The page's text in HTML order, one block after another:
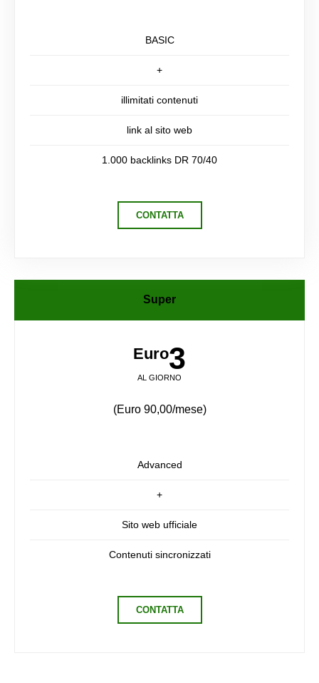
BASIC
+
illimitati contenuti
link al sito web
1.000 backlinks DR 70/40
CONTATTA
Super
Euro3
AL GIORNO
(Euro 90,00/mese)
Advanced
+
Sito web ufficiale
Contenuti sincronizzati
CONTATTA